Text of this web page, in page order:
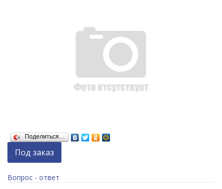
Поделиться…
Под заказ
Вопрос - ответ